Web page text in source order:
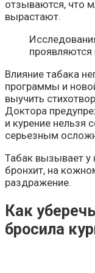
отзываются, что
вырастают.
Влияние табака
программы и
выучить
Доктора
и курение нельзя
серьезным
Табак вызывает у
бронхит, на
раздражение.
Как
бросила